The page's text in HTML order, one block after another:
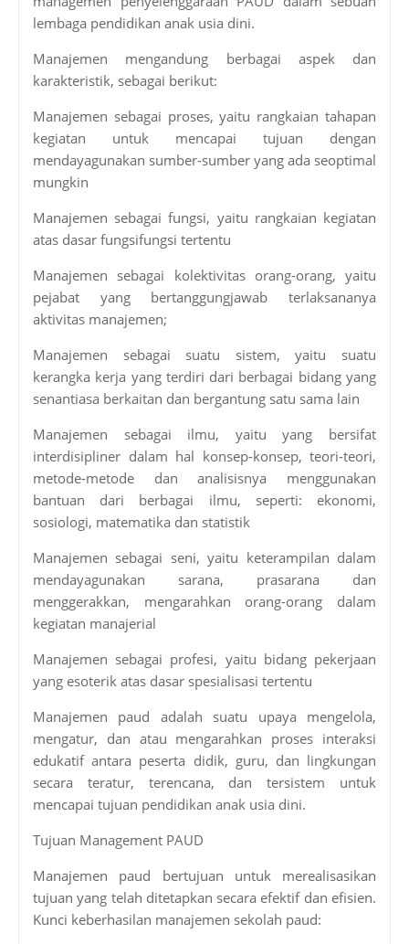
lembaga pendidikan anak usia dini.
Manajemen mengandung berbagai aspek dan
karakteristik, sebagai berikut:
Manajemen sebagai proses, yaitu rangkaian tahapan
kegiatan untuk mencapai tujuan dengan
mendayagunakan sumber-sumber yang ada seoptimal
mungkin
Manajemen sebagai fungsi, yaitu rangkaian kegiatan
atas dasar fungsifungsi tertentu
Manajemen sebagai kolektivitas orang-orang, yaitu
pejabat yang bertanggungjawab terlaksananya
aktivitas manajemen;
Manajemen sebagai suatu sistem, yaitu suatu
kerangka kerja yang terdiri dari berbagai bidang yang
senantiasa berkaitan dan bergantung satu sama lain
Manajemen sebagai ilmu, yaitu yang bersifat
interdisipliner dalam hal konsep-konsep, teori-teori,
metode-metode dan analisisnya menggunakan
bantuan dari berbagai ilmu, seperti: ekonomi,
sosiologi, matematika dan statistik
Manajemen sebagai seni, yaitu keterampilan dalam
mendayagunakan sarana, prasarana dan
menggerakkan, mengarahkan orang-orang dalam
kegiatan manajerial
Manajemen sebagai profesi, yaitu bidang pekerjaan
yang esoterik atas dasar spesialisasi tertentu
Manajemen paud adalah suatu upaya mengelola,
mengatur, dan atau mengarahkan proses interaksi
edukatif antara peserta didik, guru, dan lingkungan
secara teratur, terencana, dan tersistem untuk
mencapai tujuan pendidikan anak usia dini.
Tujuan Management PAUD
Manajemen paud bertujuan untuk merealisasikan
tujuan yang telah ditetapkan secara efektif dan efisien.
Kunci keberhasilan manajemen sekolah paud: